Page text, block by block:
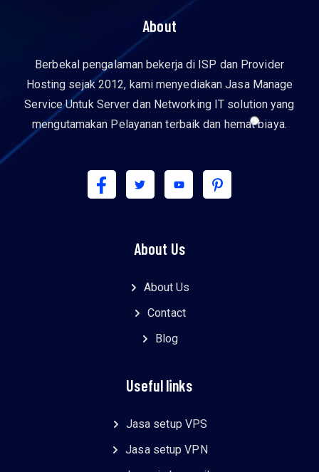
About
Berbekal pengalaman bekerja di ISP dan Provider
Hosting sejak 2012, kami menyediakan Jasa Manage
Service Untuk Server dan Networking IT solution yang
mengutamakan Pelayanan terbaik dan hemat biaya.
About Us
About Us
Contact
Blog
Useful links
Jasa setup VPS
Jasa setup VPN